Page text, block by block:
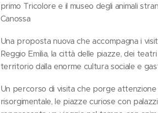
primo Tricolore e il museo degli animali
Canossa
Una proposta nuova che accompagna i
Reggio Emilia, la città delle piazze, dei
territorio dalla enorme cultura sociale e
Un percorso di visita che porge attenzione
risorgimentale, le piazze curiose con